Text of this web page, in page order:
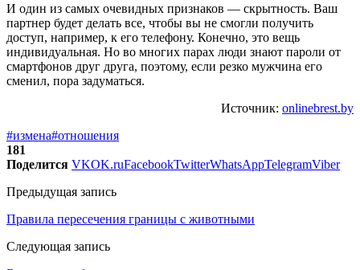
И один из самых очевидных признаков — скрытность. Ваш
партнер будет делать все, чтобы вы не смогли получить
доступ, например, к его телефону. Конечно, это вещь
индивидуальная. Но во многих парах люди знают пароли от
смартфонов друг друга, поэтому, если резко мужчина его
сменил, пора задуматься.
Источник: onlinebrest.by
#измена#отношения
181
Поделится VKOK.ruFacebookTwitterWhatsAppTelegramViber
Предыдущая запись
Правила пересечения границы с животными
Следующая запись